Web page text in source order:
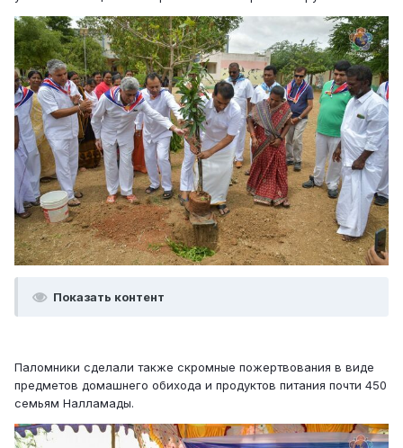
Показать контент
Паломники сделали также скромные пожертвования в виде
предметов домашнего обихода и продуктов питания почти 450
семьям Налламады.